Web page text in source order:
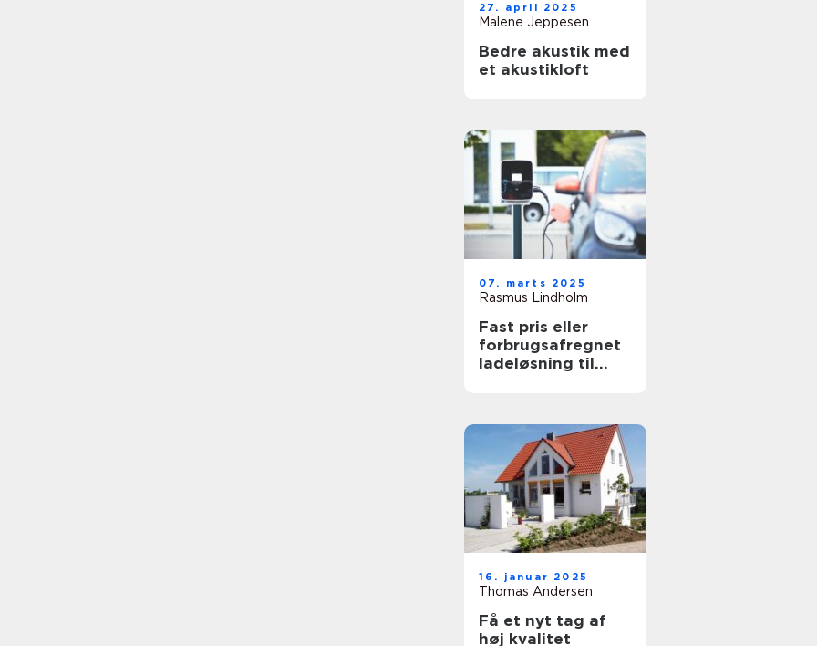
27. april 2025
Malene Jeppesen
Bedre akustik med
et akustikloft
07. marts 2025
Rasmus Lindholm
Fast pris eller
forbrugsafregnet
ladeløsning til
16. januar 2025
Thomas Andersen
Få et nyt tag af
høj kvalitet